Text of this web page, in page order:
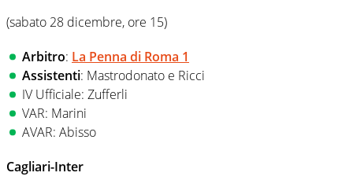
(sabato 28 dicembre, ore 15)
Arbitro: La Penna di Roma 1
Assistenti: Mastrodonato e Ricci
IV Ufficiale: Zufferli
VAR: Marini
AVAR: Abisso
Cagliari-Inter